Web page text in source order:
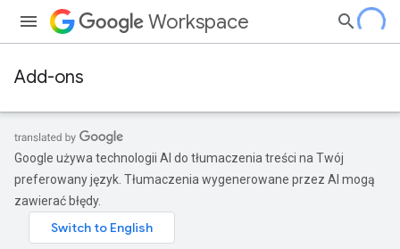
Workspace
Add-ons
Google używa technologii AI do tłumaczenia treści na Twój
preferowany język. Tłumaczenia wygenerowane przez AI mogą
zawierać błędy.